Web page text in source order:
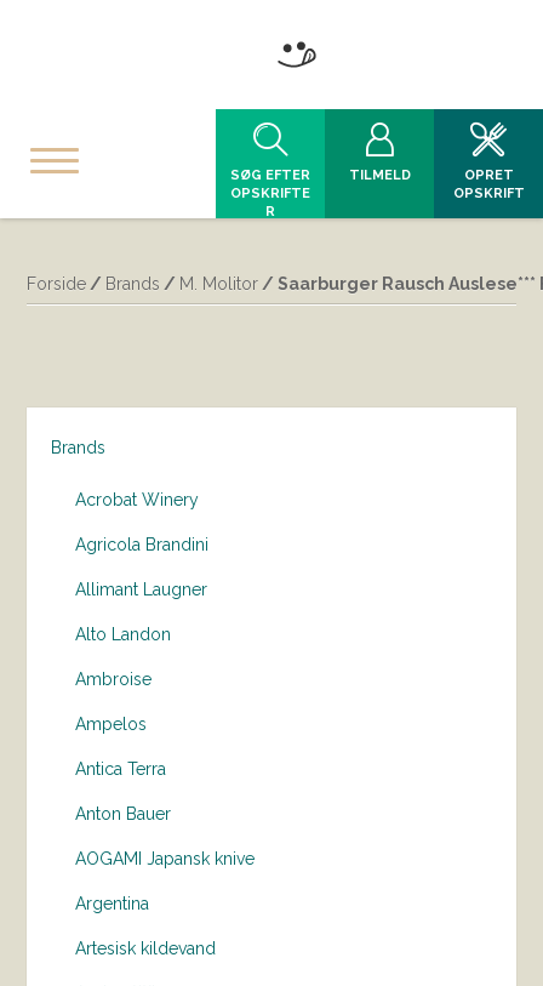
SØG EFTER
OPSKRIFTE
R
TILMELD
OPRET
OPSKRIFT
Forside / Brands / M. Molitor / Saarburger Rausch
Brands
Acrobat Winery
Agricola Brandini
Allimant Laugner
Alto Landon
Ambroise
Ampelos
Antica Terra
Anton Bauer
AOGAMI Japansk knive
Argentina
Artesisk kildevand